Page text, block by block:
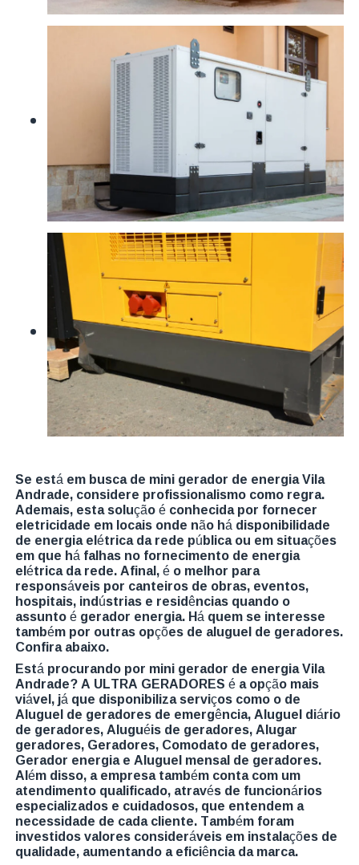
Se está em busca de mini gerador de energia Vila
Andrade, considere profissionalismo como regra.
Ademais, esta solução é conhecida por fornecer
eletricidade em locais onde não há disponibilidade
de energia elétrica da rede pública ou em situações
em que há falhas no fornecimento de energia
elétrica da rede. Afinal, é o melhor para
responsáveis por canteiros de obras, eventos,
hospitais, indústrias e residências quando o
assunto é gerador energia. Há quem se interesse
também por outras opções de aluguel de geradores.
Confira abaixo.
Está procurando por mini gerador de energia Vila
Andrade? A ULTRA GERADORES é a opção mais
viável, já que disponibiliza serviços como o de
Aluguel de geradores de emergência, Aluguel diário
de geradores, Aluguéis de geradores, Alugar
geradores, Geradores, Comodato de geradores,
Gerador energia e Aluguel mensal de geradores.
Além disso, a empresa também conta com um
atendimento qualificado, através de funcionários
especializados e cuidadosos, que entendem a
necessidade de cada cliente. Também foram
investidos valores consideráveis em instalações de
qualidade, aumentando a eficiência da marca.